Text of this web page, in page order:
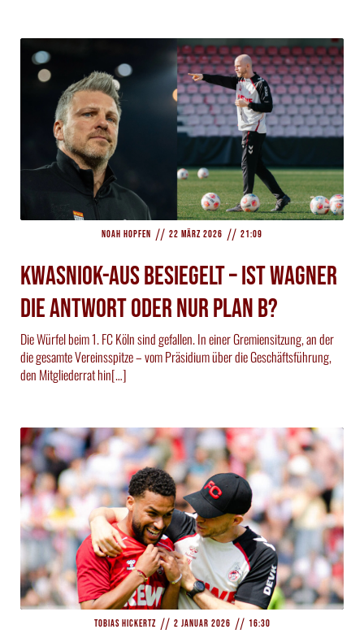
Noah Hopfen // 22 März 2026 // 21:09
Kwasniok-Aus besiegelt – Ist Wagner
die Antwort oder nur Plan B?
Die Würfel beim 1. FC Köln sind gefallen. In einer Gremiensitzung, an der
die gesamte Vereinsspitze – vom Präsidium über die Geschäftsführung,
den Mitgliederrat hin[…]
Tobias Hickertz // 2 Januar 2026 // 16:30